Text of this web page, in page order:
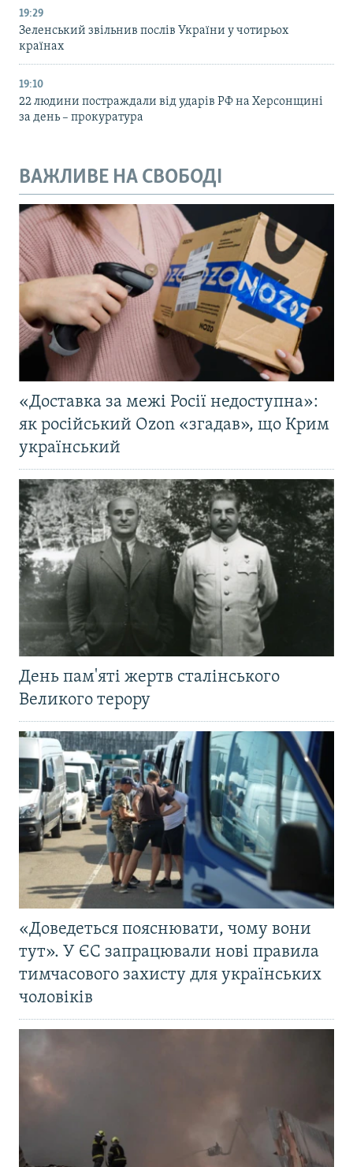
19:29
Зеленський звільнив послів України у чотирьох
країнах
19:10
22 людини постраждали від ударів РФ на Херсонщині
за день – прокуратура
ВАЖЛИВЕ НА СВОБОДІ
«Доставка за межі Росії недоступна»:
як російський Ozon «згадав», що Крим
український
День пам'яті жертв сталінського
Великого терору
«Доведеться пояснювати, чому вони
тут». У ЄС запрацювали нові правила
тимчасового захисту для українських
чоловіків